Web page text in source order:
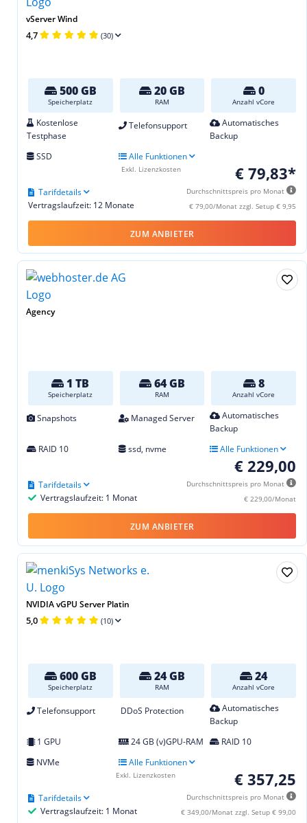
vServer Wind
4,7 (30)
500 GB
Speicherplatz
20 GB
RAM
0
Anzahl vCore
Kostenlose
Testphase
Telefonsupport
Automatisches
Backup
SSD
Alle Funktionen
€ 79,83*
Durchschnittspreis pro Monat
€ 79,00/Monat zzgl. Setup € 9,95
Vertragslaufzeit: 12 Monate
Tarifdetails
Exkl. Lizenzkosten
ZUM ANBIETER
Agency
1 TB
Speicherplatz
64 GB
RAM
8
Anzahl vCore
Snapshots Managed Server
Automatisches
Backup
RAID 10
ssd, nvme Alle Funktionen
€ 229,00
Durchschnittspreis pro Monat
€ 229,00/Monat
Vertragslaufzeit: 1 Monat
Tarifdetails
ZUM ANBIETER
NVIDIA vGPU Server Platin
5,0 (10)
600 GB
Speicherplatz
24 GB
RAM
24
Anzahl vCore
Telefonsupport DDoS Protection
Automatisches
Backup
1 GPU
24 GB (v)GPU-RAM
RAID 10
NVMe
Alle Funktionen
€ 357,25
Durchschnittspreis pro Monat
€ 349,00/Monat zzgl. Setup € 99,00
Vertragslaufzeit: 1 Monat
Tarifdetails
Exkl. Lizenzkosten